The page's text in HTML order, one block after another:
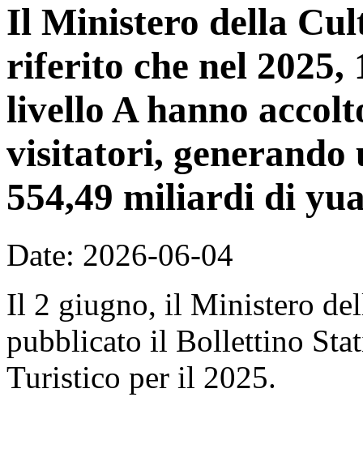
Il Ministero della
riferito che nel
livello A hanno
visitatori,
554,49 miliardi di
Date: 2026-06-04
Il 2 giugno, il Ministero
pubblicato il Bollettino
Turistico per il 2025.